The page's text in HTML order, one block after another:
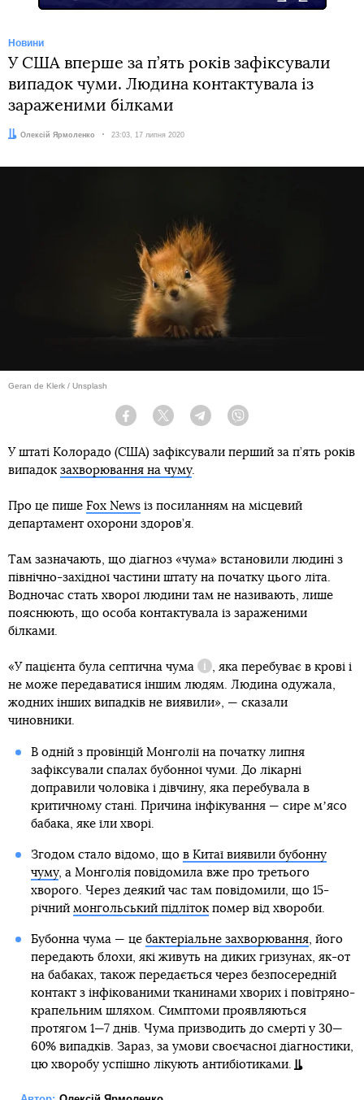
Новини
У США вперше за п’ять років зафіксували
випадок чуми. Людина контактувала із
зараженими білками
Автор:
Олексій Ярмоленко Дата:
23:03, 17 липня 2020
Geran de Klerk / Unsplash
Facebook Twitter Telegram
У штаті Колорадо (США) зафіксували перший за п’ять років
випадок захворювання на чуму.
Про це пише Fox News із посиланням на місцевий
департамент охорони здоров’я.
Там зазначають, що діагноз «чума» встановили людині з
північно-західної частини штату на початку цього літа.
Водночас стать хворої людини там не називають, лише
пояснюють, що особа контактувала із зараженими
білками.
«У пацієнта була септична чума
Довідка
, яка перебуває в крові і
не може передаватися іншим людям. Людина одужала,
жодних інших випадків не виявили», — сказали
чиновники.
В одній з провінцій Монголії на початку липня
зафіксували спалах бубонної чуми. До лікарні
доправили чоловіка і дівчину, яка перебувала в
критичному стані. Причина інфікування — сире мʼясо
бабака, яке їли хворі.
Згодом стало відомо, що в Китаї виявили бубонну
чуму, а Монголія повідомила вже про третього
хворого. Через деякий час там повідомили, що 15-
річний монгольський підлітокпомер від хвороби.
Бубонна чума — це бактеріальне захворювання, його
передають блохи, які живуть на диких гризунах, як-от
на бабаках, також передається через безпосередній
контакт з інфікованими тканинами хворих і повітряно-
крапельним шляхом. Симптоми проявляються
протягом 1—7 днів. Чума призводить до смерті у 30—
60% випадків. Зараз, за умови своєчасної діагностики,
цю хворобу успішно лікують антибіотиками.